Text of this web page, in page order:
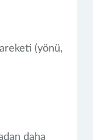
(yönü,
daha